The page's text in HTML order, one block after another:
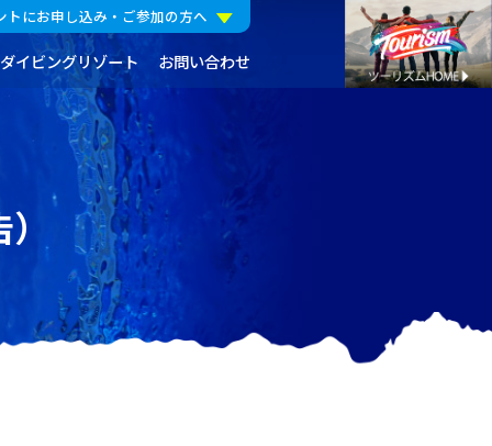
トにお申し込み・ご参加の方へ
ダイビングリゾート お問い合わせ